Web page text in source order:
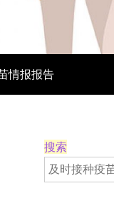
情报报告
搜索